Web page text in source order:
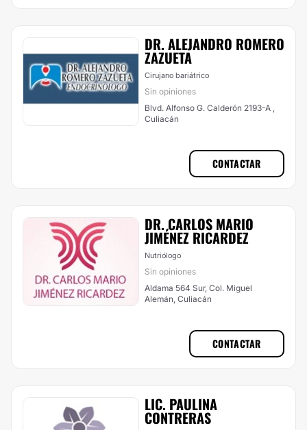
DR. ALEJANDRO ROMERO
ZAZUETA
Cirujano bariátrico
Sin opiniones
Blvd. Alfonso G. Calderón 2193-A ,
Culiacán
CONTACTAR
DR. CARLOS MARIO
JIMÉNEZ RICARDEZ
Nutriólogo
Sin opiniones
Aldama 564 Sur, Col. Miguel
Alemán, Culiacán
CONTACTAR
LIC. PAULINA
CONTRERAS